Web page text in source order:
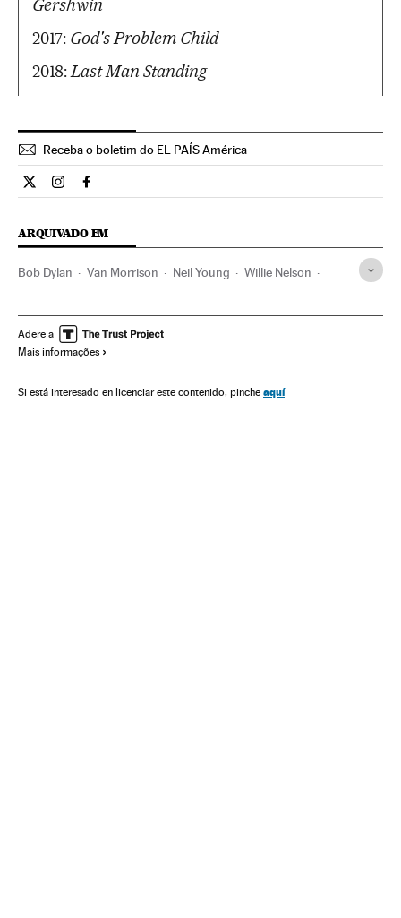
Gershwin
2017: God's Problem Child
2018:Last Man Standing
Receba o boletim do EL PAÍS América
Cultura El País Brasil en Twitter
Cultura El País Brasil en Instagram
Cultura El País Brasil en Facebook
ARQUIVADO EM
Bob Dylan Van Morrison Neil Young Willie Nelson
Adere a
Mais informações
Si está interesado en licenciar este contenido, pinche aquí